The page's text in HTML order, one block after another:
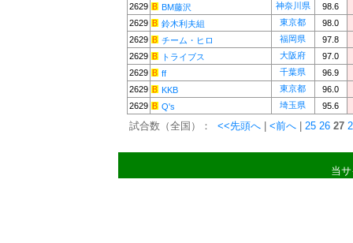
2629
BM藤沢 神奈川県
98.6
2629
鈴木利夫組 東京都
98.0
2629
チーム・ヒロ 福岡県
97.8
2629
トライブス 大阪府
97.0
2629
ff 千葉県
96.9
2629
KKB 東京都
96.0
2629
Q's 埼玉県 95.6
試合数（全国）： <<先頭へ <前へ 25 26 27
当